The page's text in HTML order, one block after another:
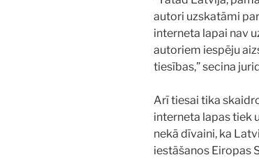
autori uzskatāmi
interneta lapai nav
autoriem iespēju
tiesības,” secina
Arī tiesai tika
interneta lapas tiek
nekā dīvaini, ka
iestāšanos Eiropas